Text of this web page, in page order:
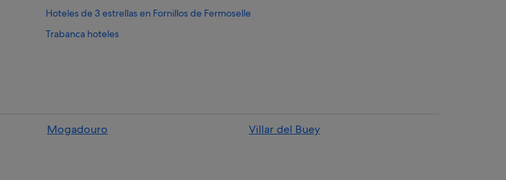
Hoteles de 3 estrellas en Fornillos de Fermoselle
Trabanca hoteles
Hoteles cerca de Castillo de Fermoselle
Mogadouro
Villar del Buey